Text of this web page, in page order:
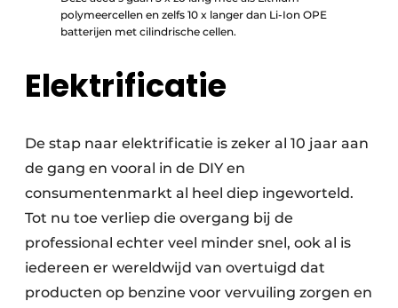
polymeercellen en zelfs 10 x langer dan Li-Ion OPE
batterijen met cilindrische cellen.
Elektrificatie
De stap naar elektrificatie is zeker al 10 jaar aan
de gang en vooral in de DIY en
consumentenmarkt al heel diep ingeworteld.
Tot nu toe verliep die overgang bij de
professional echter veel minder snel, ook al is
iedereen er wereldwijd van overtuigd dat
producten op benzine voor vervuiling zorgen en